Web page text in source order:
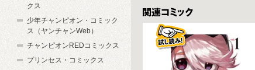
関連コミックス
クス
少年チャンピオン・コミック
ス（ヤンチャンWeb）
チャンピオンREDコミックス
プリンセス・コミックス